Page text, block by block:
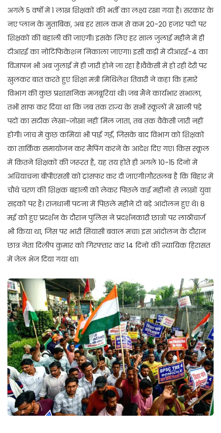
अगले 5 वर्षों में 1 लाख शिक्षकों की भर्ती का लक्ष्य रखा गया है। सरकार के
नए प्लान के मुताबिक, अब हर साल कम से कम 20-20 हजार पदों पर
शिक्षकों की बहाली की जाएगी। इसके लिए हर साल जुलाई महीने में ही
टीआरई का नोटिफिकेशन निकाला जाएगा। इसी कड़ी में टीआरई-4 का
विज्ञापन भी अब जुलाई में ही जारी होने जा रहा है।वैकेंसी में हो रही देरी पर
खुलकर बात करते हुए शिक्षा मंत्री मिथिलेश तिवारी ने कहा कि हमारे
विभाग की कुछ प्रशासनिक मजबूरियां थीं। जब मैंने कार्यभार संभाला,
तभी साफ कर दिया था कि जब तक राज्य के सभी स्कूलों में खाली पड़े
पदों का सटीक लेखा-जोखा नहीं मिल जाता, तब तक वैकेंसी जारी नहीं
होगी। जांच में कुछ कमियां भी पाई गईं, जिसके बाद विभाग को शिक्षकों
का तार्किक समायोजन कर मैपिंग करने के आदेश दिए गए। किस स्कूल
में कितने शिक्षकों की जरूरत है, यह तय होते ही अगले 10-15 दिनों में
अधियाचना बीपीएससी को ट्रांसफर कर दी जाएगी।गौरतलब है कि बिहार में
चौथे चरण की शिक्षक बहाली को लेकर पिछले कई महीनों से लाखों युवा
सड़कों पर हैं। राजधानी पटना में पिछले महीने दो बड़े आंदोलन हुए थे। 8
मई को हुए प्रदर्शन के दौरान पुलिस ने प्रदर्शनकारी छात्रों पर लाठीचार्ज
भी किया था, जिस पर भारी सियासी बवाल मचा। इस आंदोलन के दौरान
छात्र नेता दिलीप कुमार को गिरफ्तार कर 14 दिनों की न्यायिक हिरासत
में जेल भेज दिया गया था।